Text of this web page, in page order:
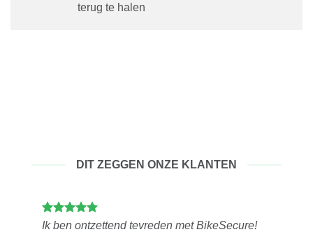
terug te halen
DIT ZEGGEN ONZE KLANTEN
Ik ben ontzettend tevreden met BikeSecure!